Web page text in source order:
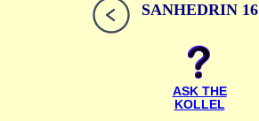
SANHEDRIN 16
ASK THE
KOLLEL